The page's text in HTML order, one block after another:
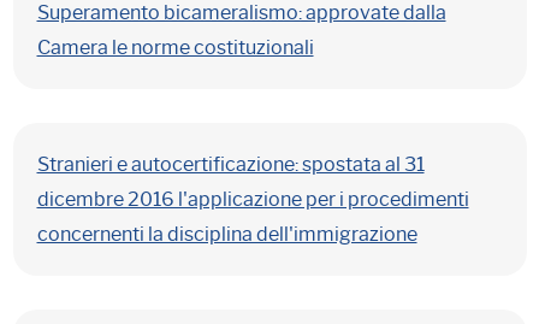
Superamento bicameralismo: approvate dalla
Camera le norme costituzionali
Stranieri e autocertificazione: spostata al 31
dicembre 2016 l'applicazione per i procedimenti
concernenti la disciplina dell'immigrazione